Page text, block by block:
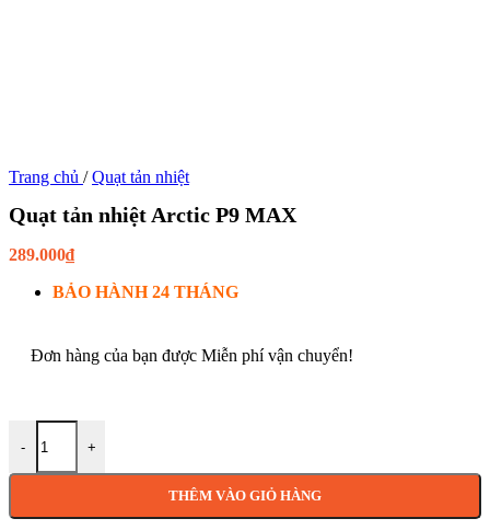
Trang chủ / Quạt tản nhiệt
Quạt tản nhiệt Arctic P9 MAX
289.000₫
BẢO HÀNH 24 THÁNG
Đơn hàng của bạn được Miễn phí vận chuyển!
- +
THÊM VÀO GIỎ HÀNG